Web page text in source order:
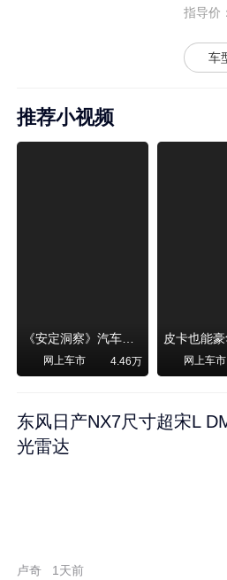
指导价：
车
推荐小视频
《安定洞察》汽车烧不烧油，和石油安全无关！
网上车市 4.46万 网上车市
东风日产NX7尺寸超宋L
光雷达
卢奇 1天前